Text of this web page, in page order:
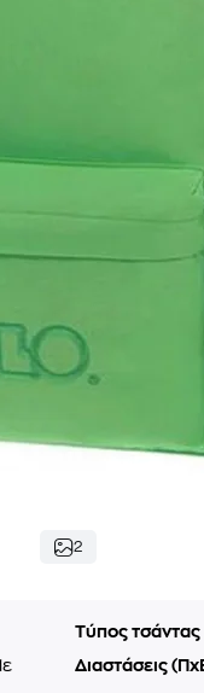
2
Τύπος τσάντας
Διαστάσεις